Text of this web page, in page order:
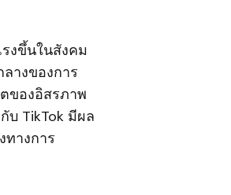
งขึ้นในสังคม
างของการ
ของอิสรภาพ
บ TikTok มีผล
างการ